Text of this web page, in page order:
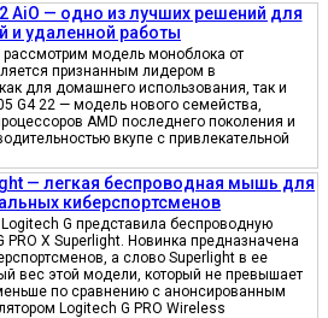
AiO — одно из лучших решений для
и удаленной работы
модель моноблока от
признанным лидером в
для домашнего использования, так и
G4 22 — модель нового семейства,
AMD последнего поколения и
вкупе с привлекательной
— легкая беспроводная мышь для
киберспортсменов
G представила беспроводную
X Superlight. Новинка предназначена
а слово Superlight в ее
вес этой модели, который не превышает
по сравнению с анонсированным
Logitech G PRO Wireless